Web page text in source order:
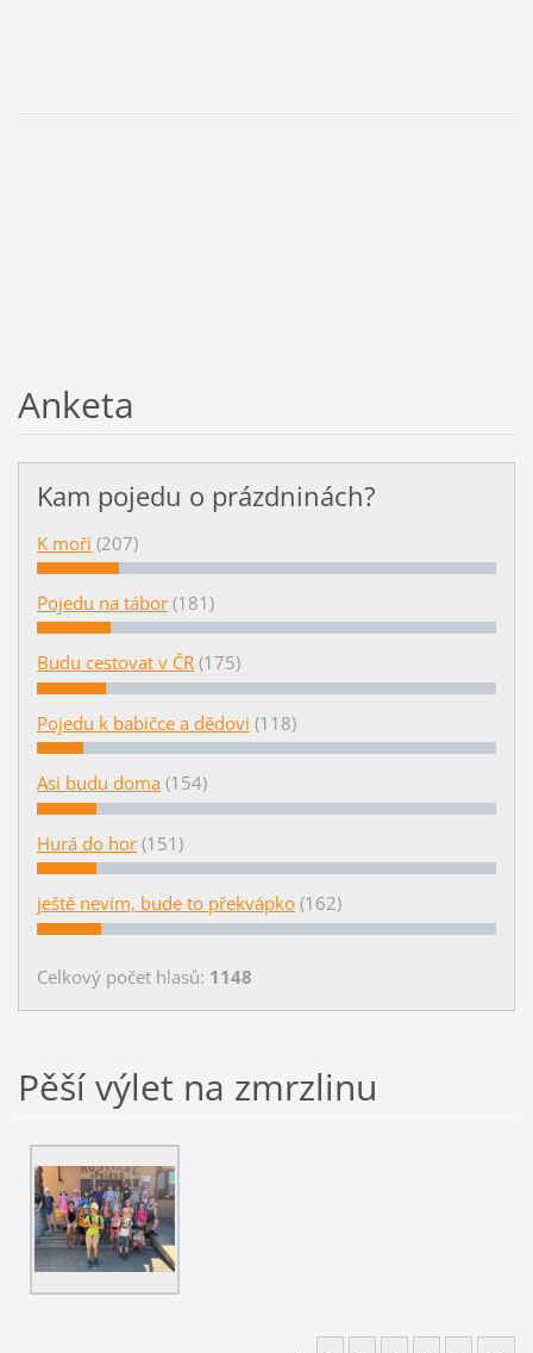
Anketa
Kam pojedu o prázdninách?
K moři (207)
Pojedu na tábor (181)
Budu cestovat v ČR (175)
Pojedu k babičce a dědovi (118)
Asi budu doma (154)
Hurá do hor (151)
ještě nevím, bude to překvápko (162)
Celkový počet hlasů: 1148
Pěší výlet na zmrzlinu